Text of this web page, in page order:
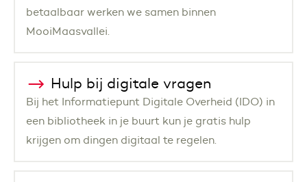
betaalbaar werken we samen binnen
MooiMaasvallei.
Hulp bij digitale vragen
Bij het Informatiepunt Digitale Overheid (IDO) in
een bibliotheek in je buurt kun je gratis hulp
krijgen om dingen digitaal te regelen.